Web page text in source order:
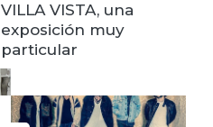
VILLA VISTA, una
exposición muy
particular